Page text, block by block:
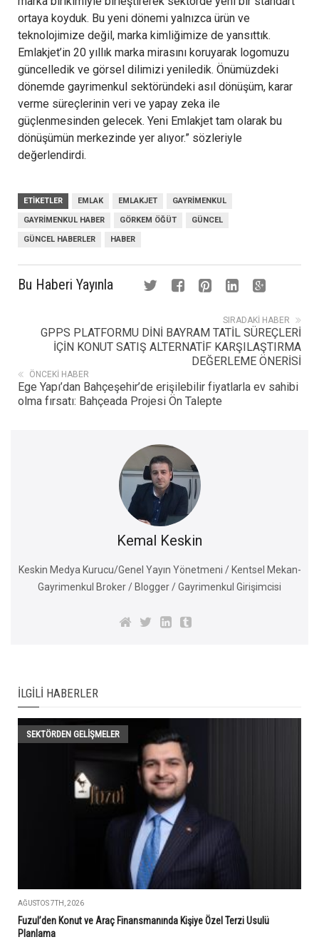
ortaya koyduk. Bu yeni dönemi yalnızca ürün ve
teknolojimize değil, marka kimliğimize de yansıttık.
Emlakjet’in 20 yıllık marka mirasını koruyarak logomuzu
güncelledik ve görsel dilimizi yeniledik. Önümüzdeki
dönemde gayrimenkul sektöründeki asıl dönüşüm, karar
verme süreçlerinin veri ve yapay zeka ile
güçlenmesinden gelecek. Yeni Emlakjet tam olarak bu
dönüşümün merkezinde yer alıyor.” sözleriyle
değerlendirdi.
ETIKETLER EMLAK EMLAKJET GAYRIMENKUL
GAYRIMENKUL HABER GÖRKEM ÖĞÜT GÜNCEL
GÜNCEL HABERLER HABER
Bu Haberi Yayınla
SIRADAKI HABER
GPPS PLATFORMU DİNİ BAYRAM TATİL SÜREÇLERİ
İÇİN KONUT SATIŞ ALTERNATİF KARŞILAŞTIRMA
DEĞERLEME ÖNERİSİ
ÖNCEKI HABER
Ege Yapı’dan Bahçeşehir’de erişilebilir fiyatlarla ev sahibi
olma fırsatı: Bahçeada Projesi Ön Talepte
Kemal Keskin
Keskin Medya Kurucu/Genel Yayın Yönetmeni / Kentsel Mekan-
Gayrimenkul Broker / Blogger / Gayrimenkul Girişimcisi
İLGILI HABERLER
SEKTÖRDEN GELIŞMELER
AĞUSTOS 7TH, 2026
Fuzul’den Konut ve Araç Finansmanında Kişiye Özel Terzi Usulü
Planlama